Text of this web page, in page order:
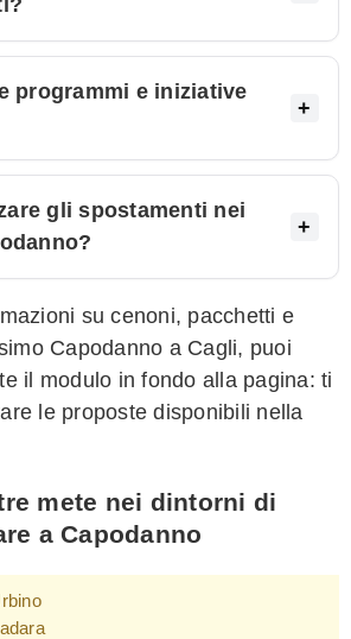
programmi e iniziative
gli spostamenti nei
su cenoni, pacchetti e
Capodanno a Cagli, puoi
il modulo in fondo alla pagina: ti
le proposte disponibili nella
mete nei dintorni di
a Capodanno